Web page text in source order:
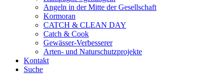
Angeln in der Mitte der Gesellschaft
Kormoran
CATCH & CLEAN DAY
Catch & Cook
Gewässer-Verbesserer
Arten- und Naturschutzprojekte
Kontakt
Suche